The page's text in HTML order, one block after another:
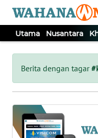
Utama Nusantara
Berita dengan tagar
Tutup
UTAMA
NUSANTARA